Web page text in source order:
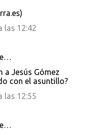
las 12:42
a Jesús Gómez
con el asuntillo?
las 12:55